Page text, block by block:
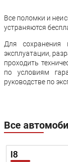
Все поломки и
устраняются
Для сохранения
эксплуатации,
проходить
по условиям
руководстве по
Все
I8